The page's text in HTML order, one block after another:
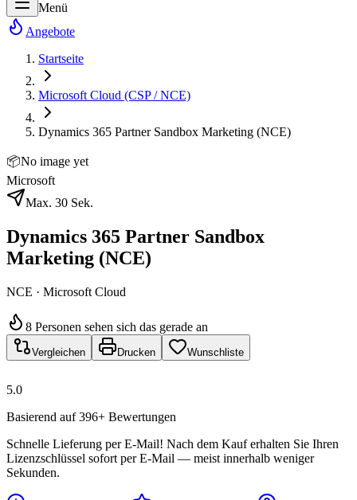
Menü
Angebote
Startseite
Microsoft Cloud (CSP / NCE)
Dynamics 365 Partner Sandbox Marketing (NCE)
📦No image yet
Microsoft
Max. 30 Sek.
Dynamics 365 Partner Sandbox
Marketing (NCE)
NCE · Microsoft Cloud
8 Personen sehen sich das gerade an
Vergleichen Drucken Wunschliste
5.0
Basierend auf 396+ Bewertungen
Schnelle Lieferung per E-Mail! Nach dem Kauf erhalten Sie Ihren
Lizenzschlüssel sofort per E-Mail — meist innerhalb weniger
Sekunden.